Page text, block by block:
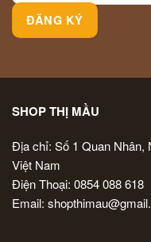
SHOP THỊ MẦU
Địa chỉ: Số 1 Quan Nhân,
Việt Nam
Điện Thoại: 0854 088 618
Email: